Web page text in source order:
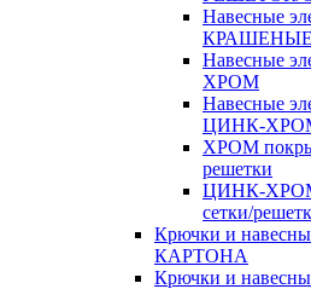
Навесные
КРАШЕНЫЕ
Навесные
ХРОМ
Навесные
ЦИНК-
ХРОМ
решетки
ЦИНК-ХРОМ
сетки/
Крючки и
КАРТОНА
Крючки и